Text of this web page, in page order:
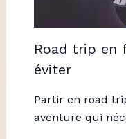
Road trip en
éviter
Partir en road
aventure qui